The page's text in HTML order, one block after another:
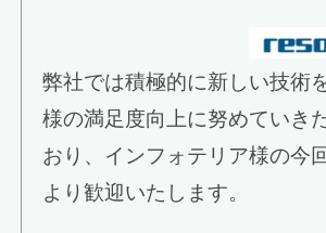
弊社では積極的に新しい技術
様の満足度向上に努めていき
おり、インフォテリア様の今
より歓迎いたします。